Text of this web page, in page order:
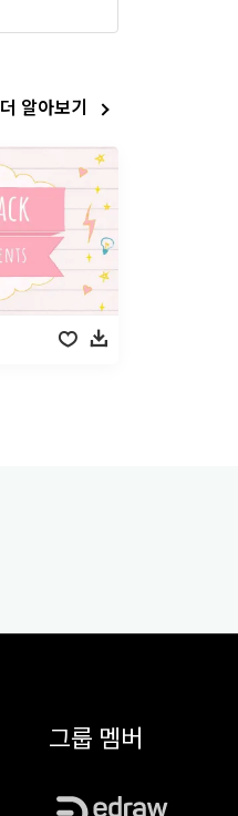
더 알아보기
그룹 멤버